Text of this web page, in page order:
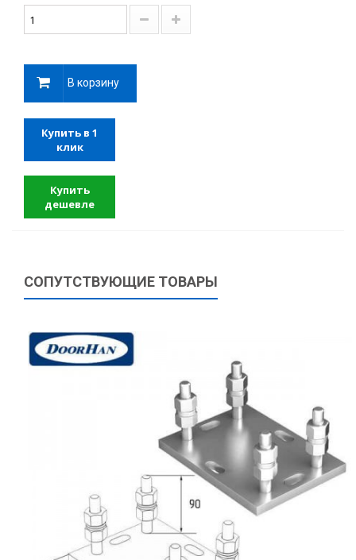
В корзину
Купить в 1
клик
Купить
дешевле
СОПУТСТВУЮЩИЕ ТОВАРЫ